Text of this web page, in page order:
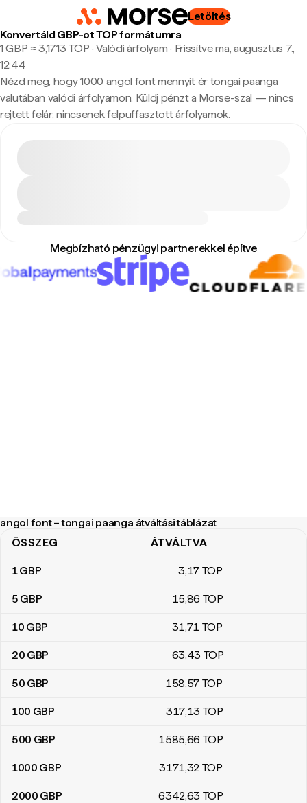
Letöltés
Konvertáld GBP-ot TOP formátumra
1 GBP ≈ 3,1713 TOP · Valódi árfolyam · Frissítve ma, augusztus 7.,
12:44
Nézd meg, hogy 1000 angol font mennyit ér tongai paanga
valutában valódi árfolyamon. Küldj pénzt a Morse-szal — nincs
rejtett felár, nincsenek felpuffasztott árfolyamok.
Megbízható pénzügyi partnerekkel építve
angol font – tongai paanga átváltási táblázat
angol font – tongai paanga átváltási táblázat
ÖSSZEG ÁTVÁLTVA
1GBP 3,17 TOP
5 GBP 15,86 TOP
10 GBP 31,71 TOP
20 GBP 63,43 TOP
50 GBP 158,57 TOP
100 GBP 317,13 TOP
500 GBP 1585,66 TOP
1000 GBP 3171,32 TOP
2000 GBP 6342,63 TOP